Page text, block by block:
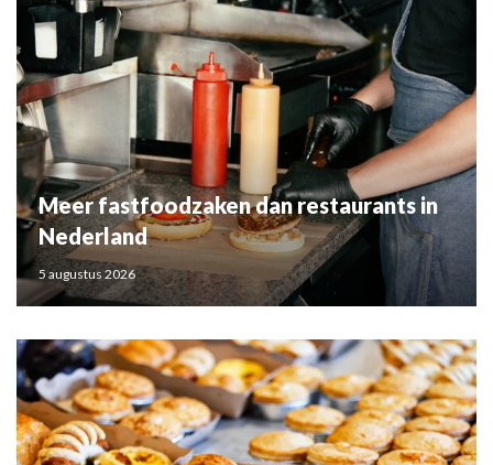
Meer fastfoodzaken dan restaurants in
Nederland
5 augustus 2026